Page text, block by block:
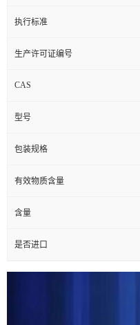
执行标准
生产许可证编号
CAS
型号
包装规格
有效物质含量
含量
是否进口